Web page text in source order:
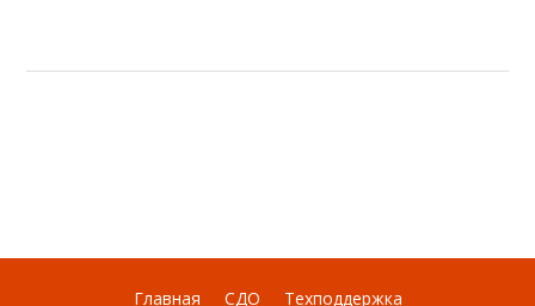
Главная СДО Техподдержка